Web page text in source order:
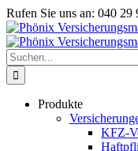
Skip
to
content
Rufen Sie uns an: 040 29
Suche
nach:
Produkte
KFZ-